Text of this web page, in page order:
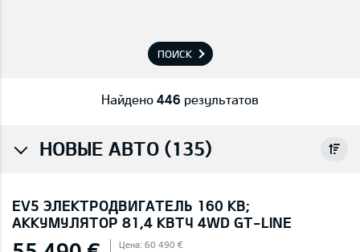
ПОИСК
Найдено 446 результатов
НОВЫЕ АВТО (135)
EV5 ЭЛЕКТРОДВИГАТЕЛЬ 160 КВ;
AККУМУЛЯТОР 81,4 КВТЧ 4WD GT-LINE
Цена: 60 490 €